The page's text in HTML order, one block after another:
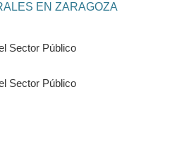
EN ZARAGOZA
Sector Público
Sector Público